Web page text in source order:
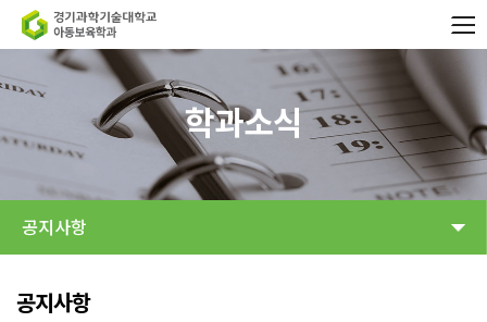
학과소식
공지사항
공지사항